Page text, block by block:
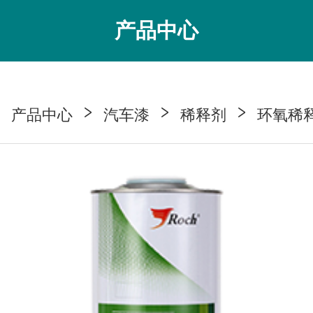
产品中心
产品中心 汽车漆 稀释剂 环氧稀